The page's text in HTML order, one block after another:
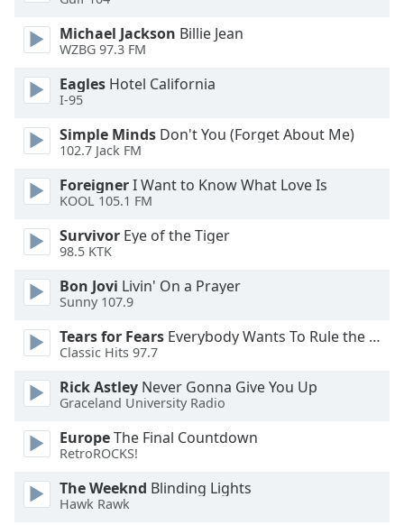
dialog
window.
cancel
and
close
window.
Text
Color
Opacity
Text
Color
Opacity
Caption
Michael Jackson Billie Jean
WZBG 97.3 FM
Eagles Hotel California
I-95
Simple Minds Don't You (Forget About Me)
102.7 Jack FM
ForeignerI Want to Know What Love Is
KOOL 105.1 FM
Survivor Eye of the Tiger
98.5 KTK
Bon Jovi Livin' On a Prayer
Sunny 107.9
Tears for Fears Everybody Wants To Rule the World
Classic Hits 97.7
Rick Astley Never Gonna Give You Up
Graceland University Radio
EuropeThe Final Countdown
RetroROCKS!
The Weeknd Blinding Lights
Hawk Rawk